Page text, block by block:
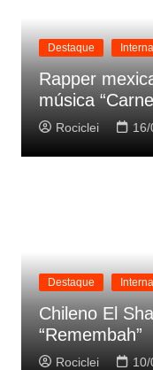
Destaque
Rapper
música
Rociclei
Destaque
Chileno El
“Remembah”
Rociclei